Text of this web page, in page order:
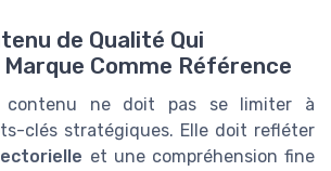
de Qualité Qui
Comme Référence
contenu ne doit pas se limiter à
clés stratégiques. Elle doit refléter
et une compréhension fine